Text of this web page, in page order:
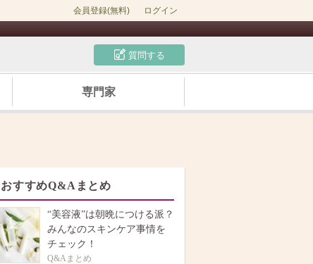
会員登録(無料) ログイン
質問する
専門家
おすすめQ&Aまとめ
“美容液”は朝晩につける派？
みんなのスキンケア事情を
チェック！
Q&Aまとめ